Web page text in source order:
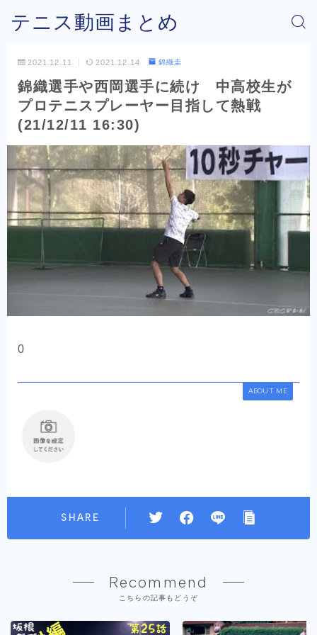
テニス動画まとめ
2021.12.11 2021.12.14 錦織圭
錦織選手や西岡選手に続け 中高校生が
プロテニスプレーヤー目指して熱戦
(21/12/11 16:30)
0
ABOUT ME
SHARE
Recommend
こちらの記事もどうぞ